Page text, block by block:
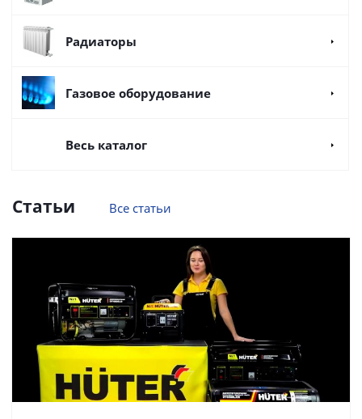
Радиаторы
Газовое оборудование
Весь каталог
Статьи Все статьи